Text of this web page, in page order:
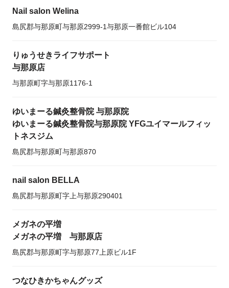
Nail salon Welina
島尻郡与那原町与那原2999-1与那原一番館ビル104
りゅうせきライフサポート
与那原店
与那原町字与那原1176-1
ゆいまーる鍼灸整骨院 与那原院
ゆいまーる鍼灸整骨院与那原院 YFGユイマールフィッ
トネスジム
島尻郡与那原町与那原870
nail salon BELLA
島尻郡与那原町字上与那原290401
メガネの平増
メガネの平増 与那原店
島尻郡与那原町字与那原77上原ビル1F
つなひきかちゃんグッズ